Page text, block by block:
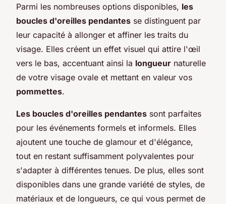
Parmi les nombreuses options disponibles, les
boucles d'oreilles pendantes se distinguent par
leur capacité à allonger et affiner les traits du
visage. Elles créent un effet visuel qui attire l'œil
vers le bas, accentuant ainsi la longueur naturelle
de votre visage ovale et mettant en valeur vos
pommettes.
Les boucles d'oreilles pendantes sont parfaites
pour les événements formels et informels. Elles
ajoutent une touche de glamour et d'élégance,
tout en restant suffisamment polyvalentes pour
s'adapter à différentes tenues. De plus, elles sont
disponibles dans une grande variété de styles, de
matériaux et de longueurs, ce qui vous permet de